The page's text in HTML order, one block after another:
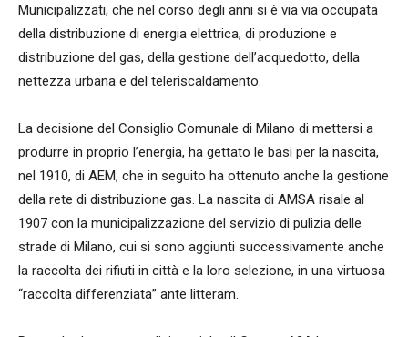
Municipalizzati, che nel corso degli anni si è via via occupata
della distribuzione di energia elettrica, di produzione e
distribuzione del gas, della gestione dell’acquedotto, della
nettezza urbana e del teleriscaldamento.
La decisione del Consiglio Comunale di Milano di mettersi a
produrre in proprio l’energia, ha gettato le basi per la nascita,
nel 1910, di AEM, che in seguito ha ottenuto anche la gestione
della rete di distribuzione gas. La nascita di AMSA risale al
1907 con la municipalizzazione del servizio di pulizia delle
strade di Milano, cui si sono aggiunti successivamente anche
la raccolta dei rifiuti in città e la loro selezione, in una virtuosa
“raccolta differenziata” ante litteram.